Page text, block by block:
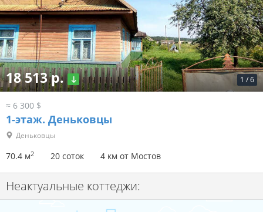
1 /6
18 513 р.
≈ 6 300 $
1-этаж. Деньковцы
Деньковцы
70.4 м2 20 соток 4 км от Мостов
Неактуальные коттеджи: